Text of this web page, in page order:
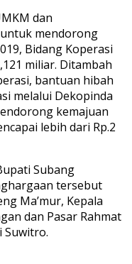
dan
mendorong
Bidang Koperasi
miliar. Ditambah
bantuan hibah
melalui Dekopinda
kemajuan
lebih dari Rp.2
Subang
tersebut
Ma’mur, Kepala
dan Pasar Rahmat
Suwitro.